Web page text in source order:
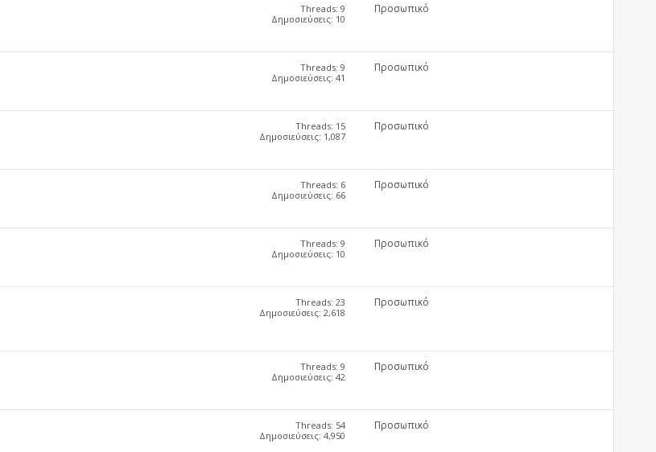
Threads: 9
Δημοσιεύσεις: 10
Προσωπικό
Threads: 9
Δημοσιεύσεις: 41
Προσωπικό
Threads: 15
Δημοσιεύσεις: 1,087
Προσωπικό
Threads: 6
Δημοσιεύσεις: 66
Προσωπικό
Threads: 9
Δημοσιεύσεις: 10
Προσωπικό
Threads: 23
Δημοσιεύσεις: 2,618
Προσωπικό
Threads: 9
Δημοσιεύσεις: 42
Προσωπικό
Threads: 54
Δημοσιεύσεις: 4,950
Προσωπικό